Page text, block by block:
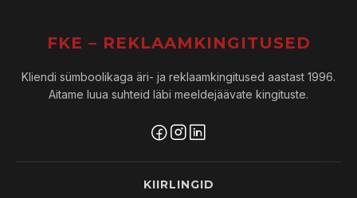
FKE – REKLAAMKINGITUSED
Kliendi sümboolikaga äri- ja reklaamkingitused aastast 1996.
Aitame luua suhteid läbi meeldejäävate kingituste.
KIIRLINGID